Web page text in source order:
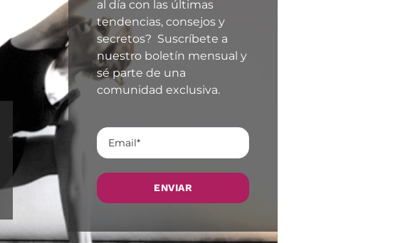
al día con las últimas
tendencias, consejos y
secretos? Suscríbete a
nuestro boletín mensual y
sé parte de una
comunidad exclusiva.